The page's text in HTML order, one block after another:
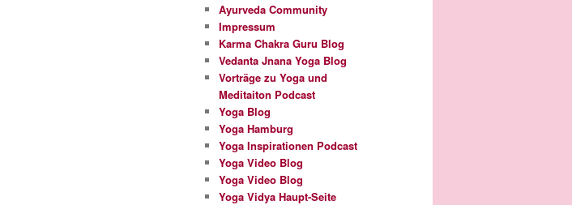
Ayurveda Community
Impressum
Karma Chakra Guru Blog
Vedanta Jnana Yoga Blog
Vorträge zu Yoga und
Meditaiton Podcast
Yoga Blog
Yoga Hamburg
Yoga Inspirationen Podcast
Yoga Video Blog
Yoga Video Blog
Yoga Vidya Haupt-Seite